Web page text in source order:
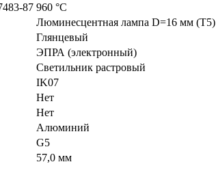
87 960 °C
Люминесцентная лампа D=16 мм (T5)
Глянцевый
ЭПРА (электронный)
Светильник растровый
IK07
Нет
Нет
Алюминий
G5
57,0 мм